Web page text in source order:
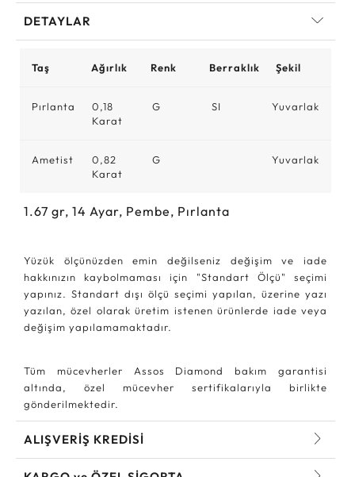
DETAYLAR
Taş Ağırlık Renk Berraklık Şekil
Pırlanta
0,18
Karat
G SI Yuvarlak
Ametist
0,82
Karat
G Yuvarlak
1.67 gr, 14 Ayar, Pembe, Pırlanta
Yüzük ölçünüzden emin değilseniz değişim ve iade
hakkınızın kaybolmaması için "Standart Ölçü" seçimi
yapınız. Standart dışı ölçü seçimi yapılan, üzerine yazı
yazılan, özel olarak üretim istenen ürünlerde iade veya
değişim yapılamamaktadır.
Tüm mücevherler Assos Diamond bakım garantisi
altında, özel mücevher sertifikalarıyla birlikte
gönderilmektedir.
ALIŞVERİŞ KREDİSİ